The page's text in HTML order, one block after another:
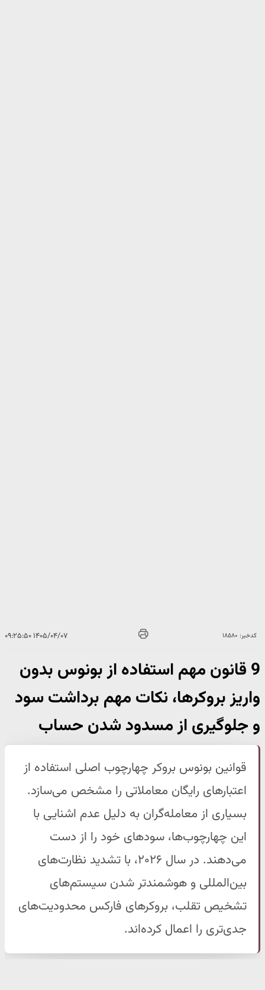
کدخبر: ۱۸۵۸۰ ۱۴۰۵/۰۴/۰۷ ۰۹:۲۵:۵۰
9 قانون مهم استفاده از بونوس بدون
واریز بروکرها، نکات مهم برداشت سود
و جلوگیری از مسدود شدن حساب
قوانین بونوس بروکر چهارچوب اصلی استفاده از
اعتبارهای رایگان معاملاتی را مشخص می‌سازد.
بسیاری از معامله‌گران به دلیل عدم اشنایی با
این چهارچوب‌ها، سودهای خود را از دست
می‌دهند. در سال ۲۰۲۶، با تشدید نظارت‌های
بین‌المللی و هوشمندتر شدن سیستم‌های
تشخیص تقلب، بروکرهای فارکس محدودیت‌های
جدی‌تری را اعمال کرده‌اند.